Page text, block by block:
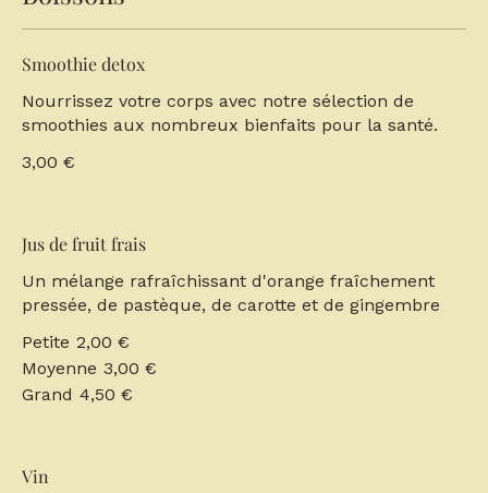
Smoothie detox
Nourrissez votre corps avec notre sélection de
smoothies aux nombreux bienfaits pour la santé.
3,00 €
Jus de fruit frais
Un mélange rafraîchissant d'orange fraîchement
pressée, de pastèque, de carotte et de gingembre
Petite 2,00 €
Moyenne 3,00 €
Grand 4,50 €
Vin